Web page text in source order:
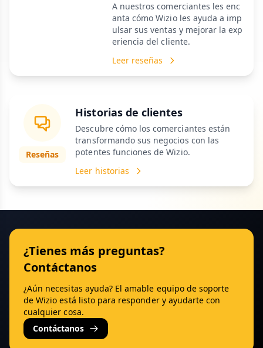
A nuestros comerciantes les enc
anta cómo Wizio les ayuda a imp
ulsar sus ventas y mejorar la exp
eriencia del cliente.
Leer reseñas
Reseñas
Historias de clientes
Descubre cómo los comerciantes están
transformando sus negocios con las
potentes funciones de Wizio.
Leer historias
¿Tienes más preguntas?
Contáctanos
¿Aún necesitas ayuda? El amable equipo de soporte
de Wizio está listo para responder y ayudarte con
cualquier cosa.
Contáctanos